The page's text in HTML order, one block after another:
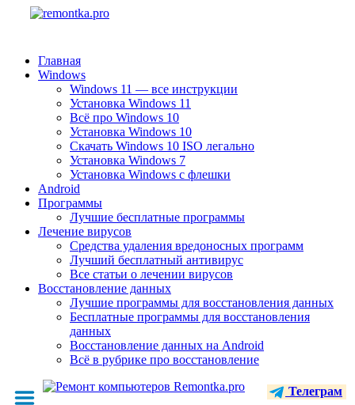
Главная
Windows
Windows 11 — все инструкции
Установка Windows 11
Всё про Windows 10
Установка Windows 10
Скачать Windows 10 ISO легально
Установка Windows 7
Установка Windows с флешки
Android
Программы
Лучшие бесплатные программы
Лечение вирусов
Средства удаления вредоносных программ
Лучший бесплатный антивирус
Все статьи о лечении вирусов
Восстановление данных
Лучшие программы для восстановления данных
Бесплатные программы для восстановления
данных
Восстановление данных на Android
Всё в рубрике про восстановление
Телеграм